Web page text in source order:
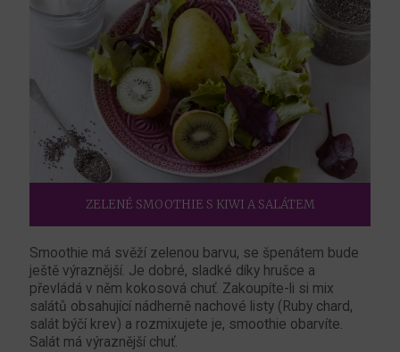
ZELENÉ SMOOTHIE S KIWI A SALÁTEM
Smoothie má svěží zelenou barvu, se špenátem bude
ještě výraznější. Je dobré, sladké díky hrušce a
převládá v něm kokosová chuť. Zakoupíte-li si mix
salátů obsahující nádherně nachové listy (Ruby chard,
salát býčí krev) a rozmixujete je, smoothie obarvíte.
Salát má výraznější chuť.